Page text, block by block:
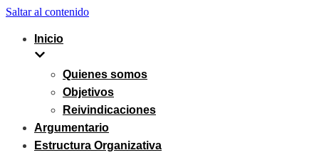
Saltar al contenido
Inicio
Quienes somos
Objetivos
Reivindicaciones
Argumentario
Estructura Organizativa